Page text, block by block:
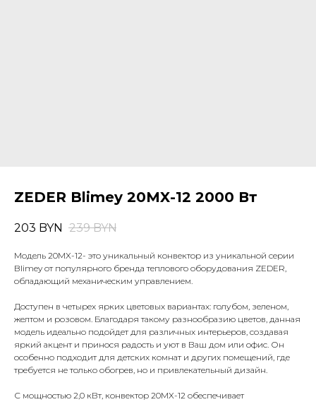
ZEDER Blimey 20MX-12 2000 Вт
203 BYN 239 BYN
Модель 20MX-12- это уникальный конвектор из уникальной серии
Blimey от популярного бренда теплового оборудования ZEDER,
обладающий механическим управлением.
Доступен в четырех ярких цветовых вариантах: голубом, зеленом,
желтом и розовом. Благодаря такому разнообразию цветов, данная
модель идеально подойдет для различных интерьеров, создавая
яркий акцент и принося радость и уют в Ваш дом или офис. Он
особенно подходит для детских комнат и других помещений, где
требуется не только обогрев, но и привлекательный дизайн.
С мощностью 2,0 кВт, конвектор 20MX-12 обеспечивает